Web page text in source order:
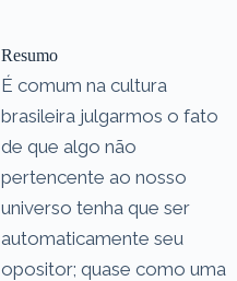
Resumo
É comum na cultura
brasileira julgarmos o fato
de que algo não
pertencente ao nosso
universo tenha que ser
automaticamente seu
opositor; quase como uma